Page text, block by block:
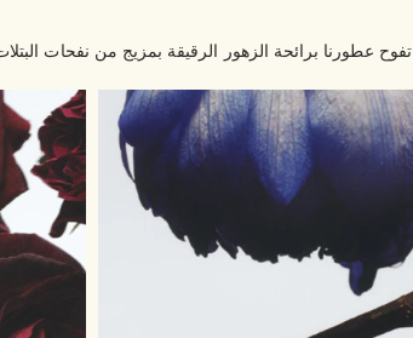
تفوح عطورنا برائحة الزهور الرقيقة بمزيج من نفحات